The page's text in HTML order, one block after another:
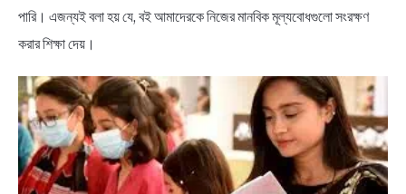
পারি। এজন্যই বলা হয় যে, বই আমাদেরকে নিজের মানবিক মূল্যবোধগুলো সংরক্ষণ
করার শিক্ষা দেয়।